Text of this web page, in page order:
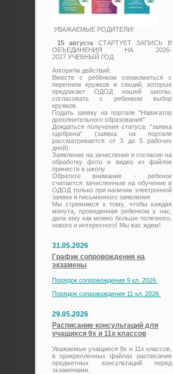
УВАЖАЕМЫЕ РОДИТЕЛИ!
15 августа СТАРТУЕТ ЗАПИСЬ В
ОБЪЕДИНЕНИЯ НА 2026-
2027 УЧЕБНЫЙ ГОД.
Алгоритм действий:
Вместе с ребёнком ознакомиться с
перечнем кружков и секций, которые
предлагает ОДОД нашей школы,
согласовать с ребенком выбор
кружков.
Подать заявку на портале "Навигатор
дополнительного образования"
Дождаться получения статуса: "заявка
одобрена" (заявка на портале
рассматривается от 3 до 5 рабочих
дней).
Заявление на зачисление и согласие на
обработку фото и видео из файлов
принести в школу
Обратите внимание - ребенок
считается зачисленным на обучение в
ОДОД только при наличии электронной
заявки и письменного заявления
Мы стремимся к тому, чтобы каждая
минута, проведенная ребенком у нас,
дала ему как можно больше полезного,
нового и интересного! Мы вас ждем!
31.05.2026
График сопровождения на
экзамены
Порядок сопровождения 9 кл. 2026
Порядок сопровождения 11 кл. 2026
29.05.2026
Расписание консультаций для
учащихся 9х и 11х классов
Уважаемые учащиеся 9х и 11х классов,
в прикрепленных файлах расписание
предметных консультаций перед
экзаменами.